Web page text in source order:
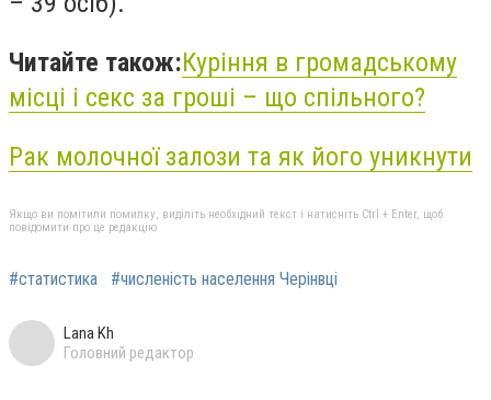
Читайте також:Куріння в громадському
місці і секс за гроші – що спільного?
Рак молочної залози та як його уникнути
Якщо ви помітили помилку, виділіть необхідний текст і натисніть Ctrl + Enter, щоб
повідомити про це редакцію
#статистика #численість населення Черінвці
Lana Kh
Головний редактор